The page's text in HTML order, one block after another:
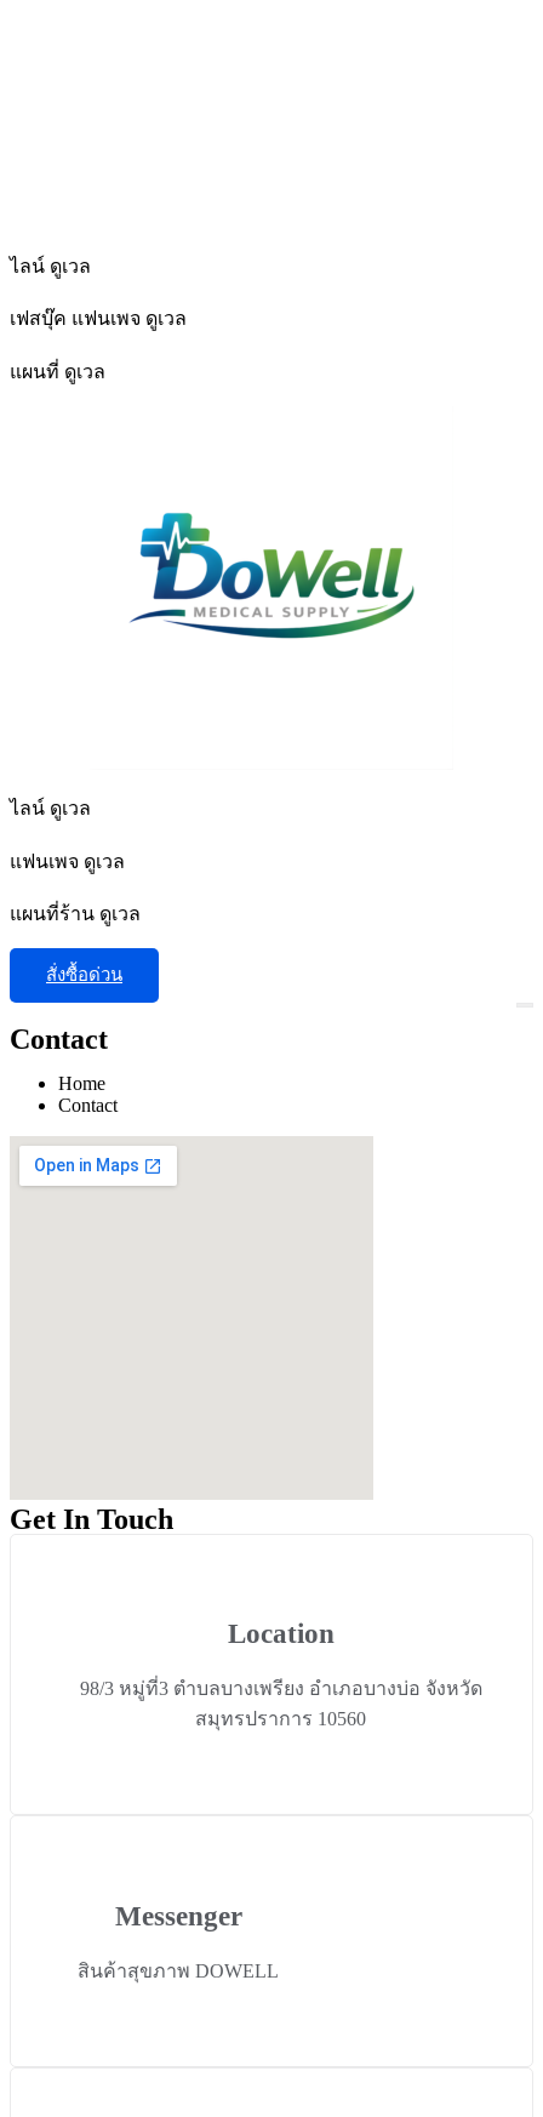
ไลน์ ดูเวล
เฟสบุ๊ค แฟนเพจ ดูเวล
แผนที่ ดูเวล
ไลน์ ดูเวล
แฟนเพจ ดูเวล
แผนที่ร้าน ดูเวล
สั่งซื้อด่วน
Contact
Home
Contact
Get In Touch
Location
98/3 หมู่ที่3 ตำบลบางเพรียง อำเภอบางบ่อ จังหวัด
สมุทรปราการ 10560
Messenger
สินค้าสุขภาพ DOWELL